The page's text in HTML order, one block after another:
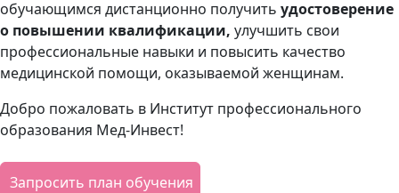
обучающимся дистанционно получить удостоверение
о повышении квалификации, улучшить свои
профессиональные навыки и повысить качество
медицинской помощи, оказываемой женщинам.
Добро пожаловать в Институт профессионального
образования Мед-Инвест!
Запросить план обучения